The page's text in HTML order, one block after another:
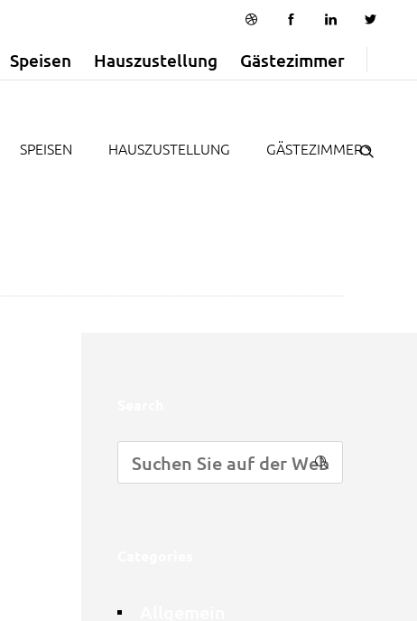
Speisen Hauszustellung Gästezimmer
SPEISEN HAUSZUSTELLUNG GÄSTEZIMMER